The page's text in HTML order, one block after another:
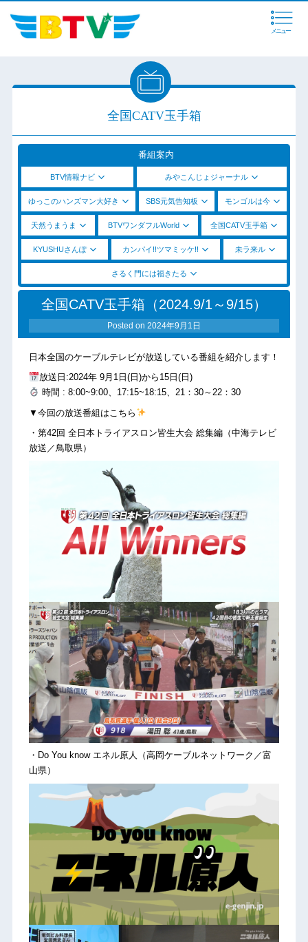
メニュー
全国CATV玉手箱
番組案内
BTV情報ナビ みやこんじょジャーナル
ゆっこのハンズマン大好き SBS元気告知板 モンゴルは今
天然うまうま BTVワンダフルWorld 全国CATV玉手箱
KYUSHUさんぽ カンパイ!!ツマミッケ!! 未ラ来ル
さるく門には福きたる
全国CATV玉手箱（2024.9/1～9/15）
Posted on 2024年9月1日
日本全国のケーブルテレビが放送している番組を紹介します！
放送日:2024年 9月1日(日)から15日(日)
時間 : 8:00~9:00、17:15~18:15、21：30～22：30
▼今回の放送番組はこちら
・第42回 全日本トライアスロン皆生大会 総集編（中海テレビ
放送／鳥取県）
・Do You know エネル原人（高岡ケーブルネットワーク／富
山県）